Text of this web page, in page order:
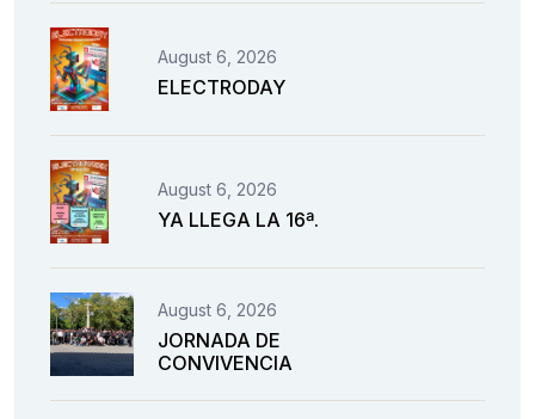
August 6, 2026
ELECTRODAY
August 6, 2026
YA LLEGA LA 16ª.
August 6, 2026
JORNADA DE
CONVIVENCIA